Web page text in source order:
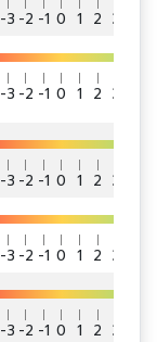
-3 -2 -1 0 1 2 3
-3 -2 -1 0 1 2 3
-3 -2 -1 0 1 2 3
-3 -2 -1 0 1 2 3
-3 -2 -1 0 1 2 3